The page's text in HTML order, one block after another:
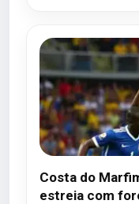
Costa do
estreia com